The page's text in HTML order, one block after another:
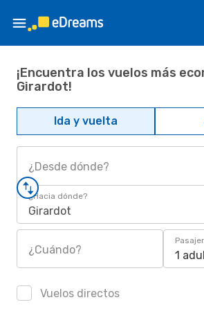
¡Encuentra los vuelos más
Girardot!
Ida y vuelta
¿Desde dónde?
¿Hacia dónde?
Girardot
¿Cuándo? 1
Vuelos directos